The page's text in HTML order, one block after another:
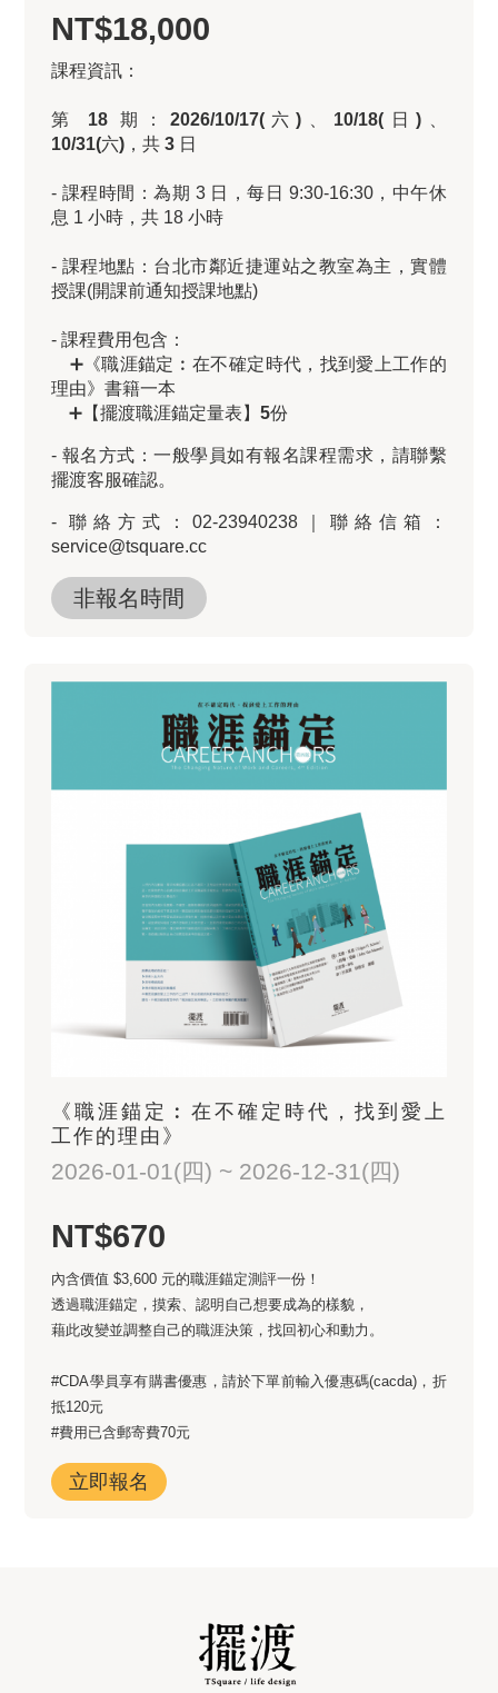
NT$18,000
課程資訊：
第 18 期：2026/10/17(六)、10/18(日)、
10/31(六)，共 3 日
- 課程時間：為期 3 日，每日 9:30-16:30，中午休
息 1 小時，共 18 小時
- 課程地點：台北市鄰近捷運站之教室為主，實體
授課(開課前通知授課地點)
- 課程費用包含：
➕《職涯錨定︰在不確定時代，找到愛上工作的
理由》書籍一本
➕【擺渡職涯錨定量表】5份
- 報名方式：一般學員如有報名課程需求，請聯繫
擺渡客服確認。
- 聯絡方式：02-23940238｜聯絡信箱：
service@tsquare.cc
非報名時間
《職涯錨定︰在不確定時代，找到愛上
工作的理由》
2026-01-01(四) ~ 2026-12-31(四)
NT$670
內含價值 $3,600 元的職涯錨定測評一份！
透過職涯錨定，摸索、認明自己想要成為的樣貌，
藉此改變並調整自己的職涯決策，找回初心和動力。
#CDA學員享有購書優惠，請於下單前輸入優惠碼(cacda)，折
抵120元
#費用已含郵寄費70元
立即報名